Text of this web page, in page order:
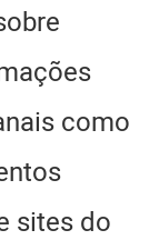
como
sites do